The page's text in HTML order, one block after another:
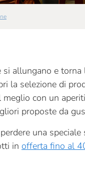
si allungano e torna
la selezione di
meglio con un
proposte da
una speciale
in offerta fino al